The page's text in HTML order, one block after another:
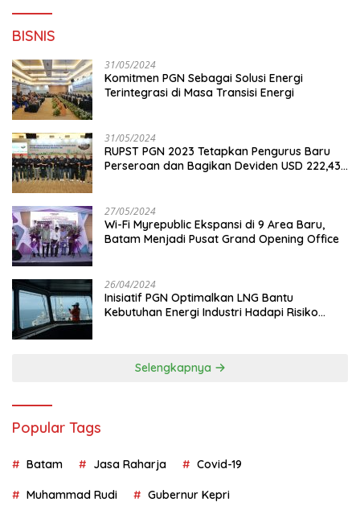
BISNIS
31/05/2024
Komitmen PGN Sebagai Solusi Energi
Terintegrasi di Masa Transisi Energi
31/05/2024
RUPST PGN 2023 Tetapkan Pengurus Baru
Perseroan dan Bagikan Deviden USD 222,43
27/05/2024
Wi-Fi Myrepublic Ekspansi di 9 Area Baru,
Batam Menjadi Pusat Grand Opening Office
26/04/2024
Inisiatif PGN Optimalkan LNG Bantu
Kebutuhan Energi Industri Hadapi Risiko
Selengkapnya
Popular Tags
Batam Jasa Raharja Covid-19
Muhammad Rudi Gubernur Kepri